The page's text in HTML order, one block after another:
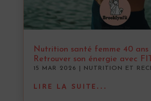
Nutrition santé femme 40 ans
Retrouver son énergie avec
15 MAR 2026 NUTRITION ET
LIRE LA SUITE...